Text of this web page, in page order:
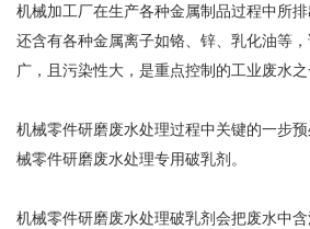
机械加工厂在生产各种金属制品过程中所排
还含有各种金属离子如铬、锌、乳化油等
广，且污染性大，是重点控制的工业废水之
机械零件研磨废水处理过程中关键的一步
械零件研磨废水处理专用破乳剂。
机械零件研磨废水处理破乳剂会把废水中